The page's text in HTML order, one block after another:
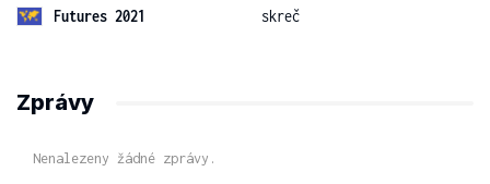
Futures 2021
skreč
Zprávy
Nenalezeny žádné zprávy.